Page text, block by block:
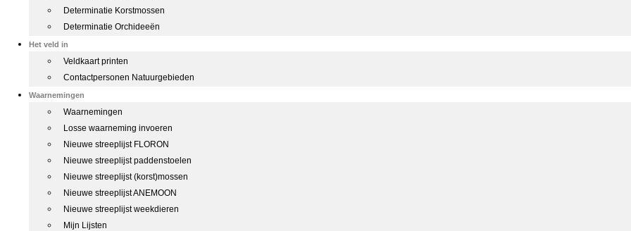
Determinatie Korstmossen
Determinatie Orchideeën
Het veld in
Veldkaart printen
Contactpersonen Natuurgebieden
Waarnemingen
Waarnemingen
Losse waarneming invoeren
Nieuwe streeplijst FLORON
Nieuwe streeplijst paddenstoelen
Nieuwe streeplijst (korst)mossen
Nieuwe streeplijst ANEMOON
Nieuwe streeplijst weekdieren
Mijn Lijsten